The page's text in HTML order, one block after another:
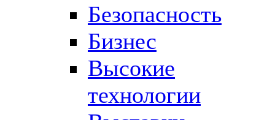
Безопасность
Бизнес
Высокие
технологии